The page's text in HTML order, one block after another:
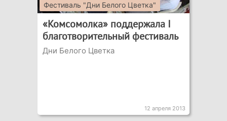
Фестиваль "Дни Белого Цветка"
«Комсомолка» поддержала I
благотворительный фестиваль
Дни Белого Цветка
12 апреля 2013